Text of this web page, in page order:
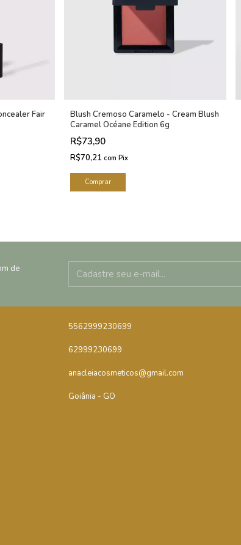
Fair
Blush Cremoso Caramelo - Cream Blush
Caramel Océane Edition 6g
R$73,90
R$70,21 com Pix
de
5562999230699
62999230699
anacleiacosmeticos@gmail.com
Goiânia - GO